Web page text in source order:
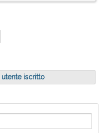
utente iscritto